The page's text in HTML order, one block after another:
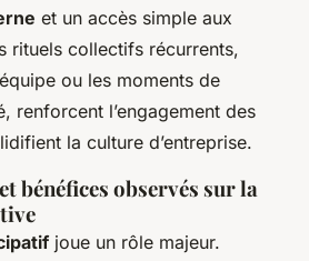
et un accès simple aux
rituels collectifs récurrents,
ou les moments de
renforcent l’engagement des
la culture d’entreprise.
bénéfices observés sur la
joue un rôle majeur.